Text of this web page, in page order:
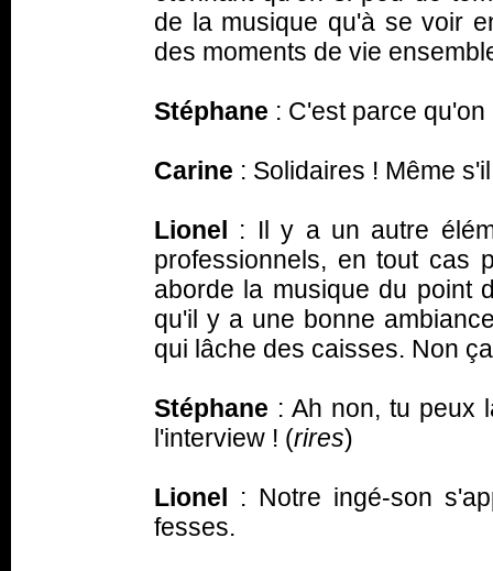
de la musique qu'à se voir
des moments de vie
Stéphane : C'est parce
Carine : Solidaires ! Même
Lionel : Il y a un autre
professionnels, en tout cas
aborde la musique du point
qu'il y a une bonne
qui lâche des caisses. Non
Stéphane : Ah non, tu peux
l'interview ! (rires)
Lionel : Notre ingé-son
fesses.